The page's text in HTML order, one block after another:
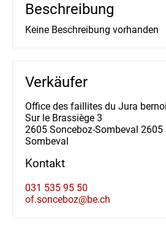
70
60
Beschreibung
Keine Beschreibung vorhanden
Verkäufer
Office des faillites du Jura
Sur le Brassiège 3
2605 Sonceboz-Sombeval 2605
Sombeval
Kontakt
031 535 95 50
of.sonceboz@be.ch